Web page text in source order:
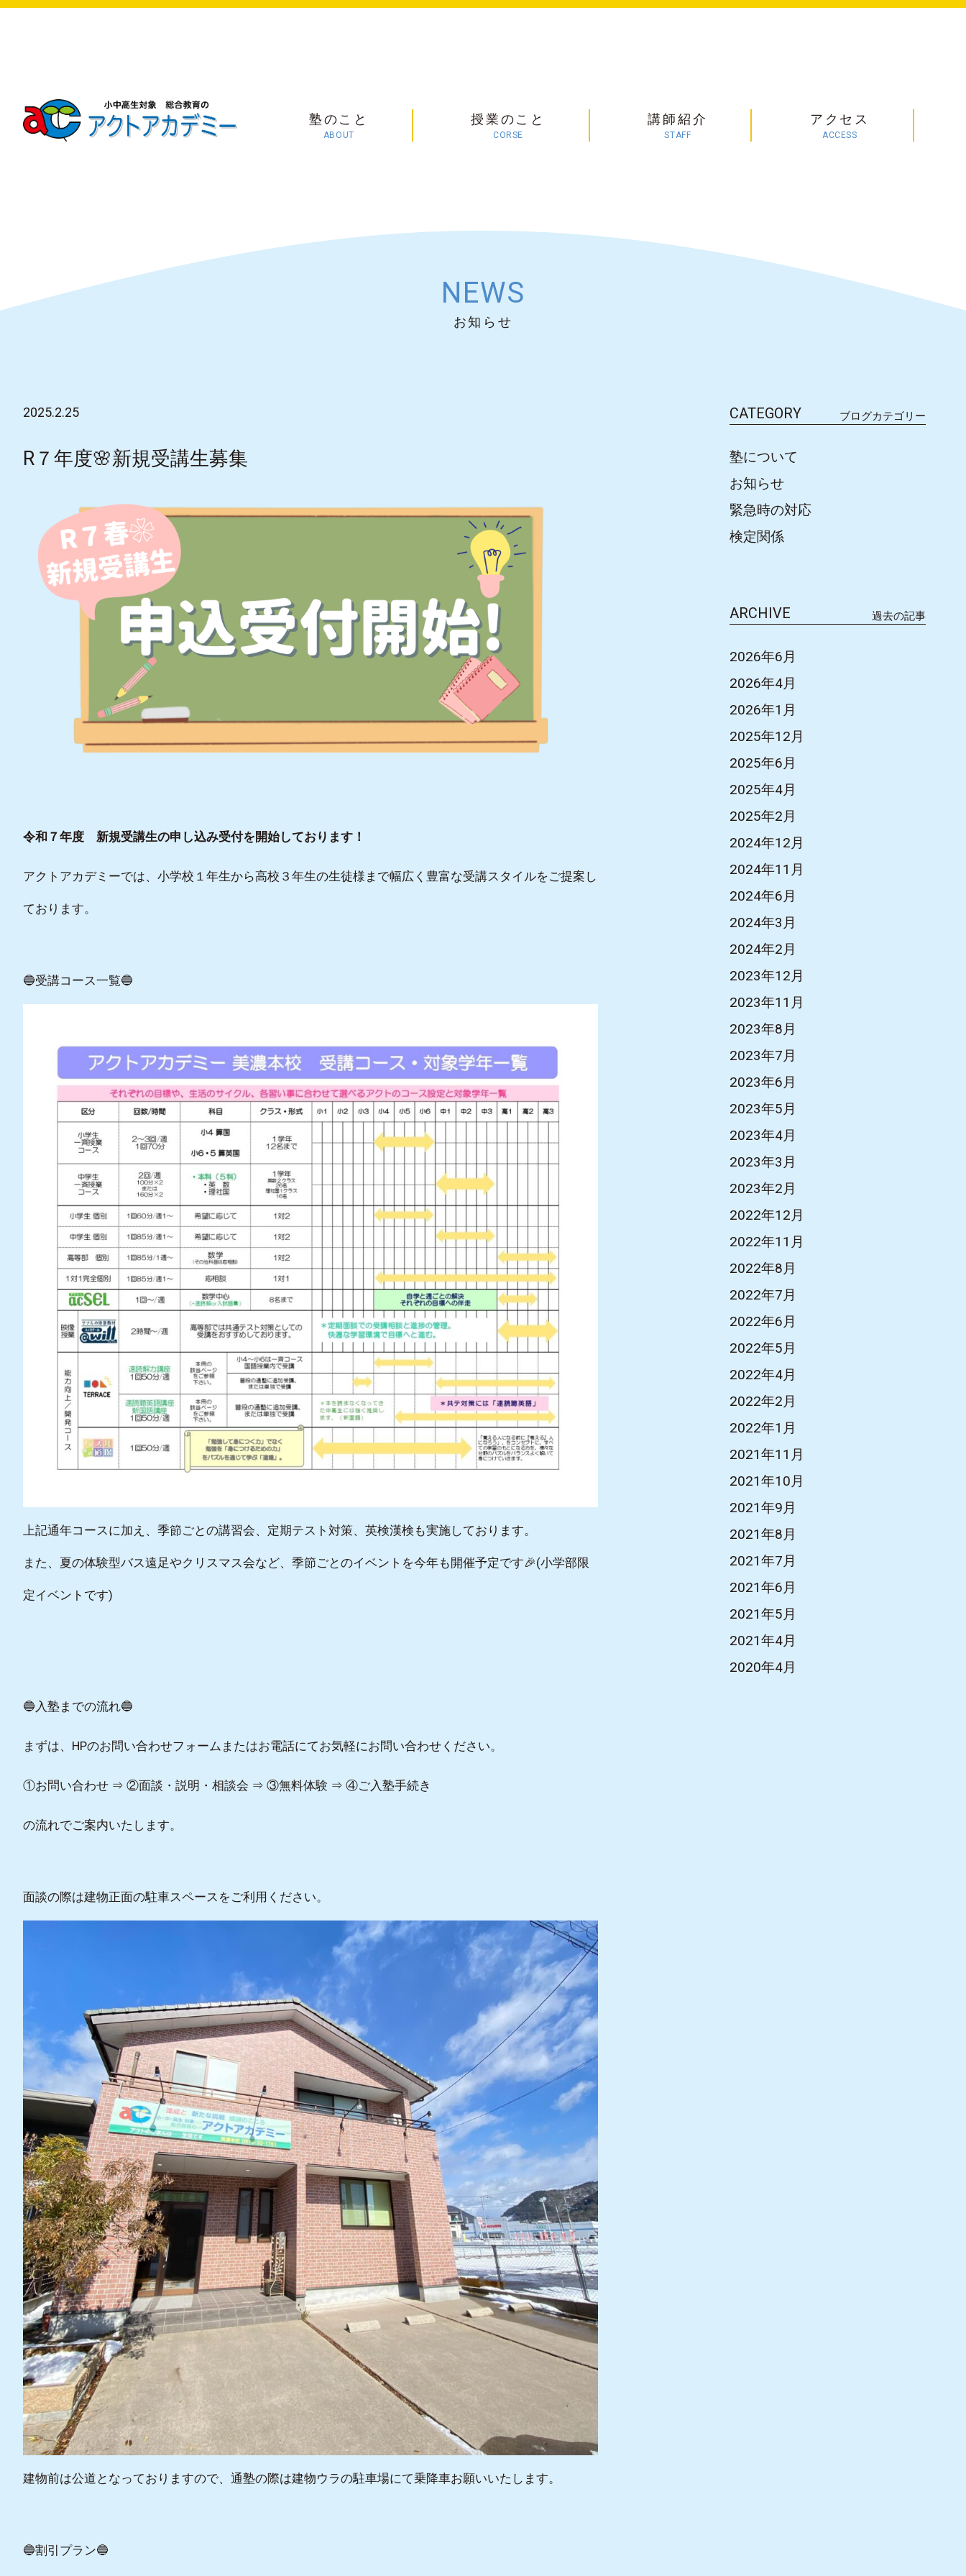
塾のこと
ABOUT
授業のこと
CORSE
講師紹介
STAFF
アクセス
ACCESS
NEWS
お知らせ
2025.2.25
R７年度🌸新規受講生募集
令和７年度 新規受講生の申し込み受付を開始しております！
アクトアカデミーでは、小学校１年生から高校３年生の生徒様まで幅広く豊富な受講スタイルをご提案し
ております。
🔵受講コース一覧🔵
上記通年コースに加え、季節ごとの講習会、定期テスト対策、英検漢検も実施しております。
また、夏の体験型バス遠足やクリスマス会など、季節ごとのイベントを今年も開催予定です🎉(小学部限
定イベントです)
🔵入塾までの流れ🔵
まずは、HPのお問い合わせフォームまたはお電話にてお気軽にお問い合わせください。
①お問い合わせ ⇒ ②面談・説明・相談会 ⇒ ③無料体験 ⇒ ④ご入塾手続き
の流れでご案内いたします。
面談の際は建物正面の駐車スペースをご利用ください。
建物前は公道となっておりますので、通塾の際は建物ウラの駐車場にて乗降車お願いいたします。
🔵割引プラン🔵
CATEGORY ブログカテゴリー
塾について
お知らせ
緊急時の対応
検定関係
ARCHIVE 過去の記事
2026年6月
2026年4月
2026年1月
2025年12月
2025年6月
2025年4月
2025年2月
2024年12月
2024年11月
2024年6月
2024年3月
2024年2月
2023年12月
2023年11月
2023年8月
2023年7月
2023年6月
2023年5月
2023年4月
2023年3月
2023年2月
2022年12月
2022年11月
2022年8月
2022年7月
2022年6月
2022年5月
2022年4月
2022年2月
2022年1月
2021年11月
2021年10月
2021年9月
2021年8月
2021年7月
2021年6月
2021年5月
2021年4月
2020年4月